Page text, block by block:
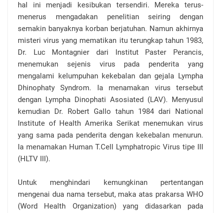
hal ini menjadi kesibukan tersendiri. Mereka terus-
menerus mengadakan penelitian seiring dengan
semakin banyaknya korban berjatuhan. Namun akhirnya
misteri virus yang mematikan itu terungkap tahun 1983,
Dr. Luc Montagnier dari Institut Paster Perancis,
menemukan sejenis virus pada penderita yang
mengalami kelumpuhan kekebalan dan gejala Lympha
Dhinophaty Syndrom. Ia menamakan virus tersebut
dengan Lympha Dinophati Asosiated (LAV). Menyusul
kemudian Dr. Robert Gallo tahun 1984 dari National
Institute of Health Amerika Serikat menemukan virus
yang sama pada penderita dengan kekebalan menurun.
Ia menamakan Human T.Cell Lymphatropic Virus tipe III
(HLTV III).
Untuk menghindari kemungkinan pertentangan
mengenai dua nama tersebut, maka atas prakarsa WHO
(Word Health Organization) yang didasarkan pada